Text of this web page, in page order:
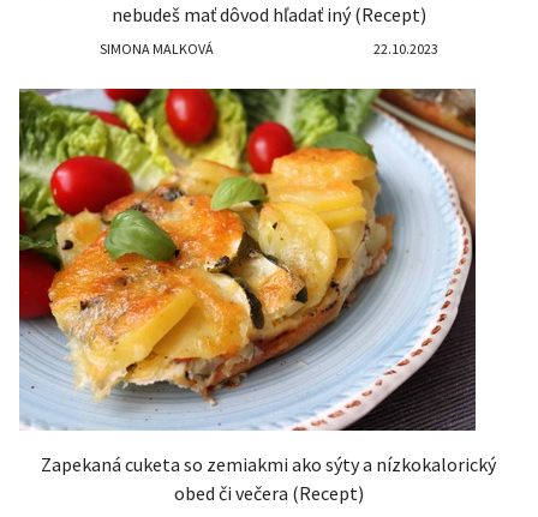
nebudeš mať dôvod hľadať iný (Recept)
SIMONA MALKOVÁ 22.10.2023
Zapekaná cuketa so zemiakmi ako sýty a nízkokalorický
obed či večera (Recept)